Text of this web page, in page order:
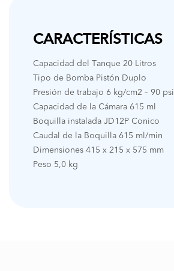
CARACTERÍSTICAS
Capacidad del Tanque 20 Litros
Tipo de Bomba Pistón Duplo
Presión de trabajo 6 kg/cm2 – 90 psi
Capacidad de la Cámara 615 ml
Boquilla instalada JD12P Conico
Caudal de la Boquilla 615 ml/min
Dimensiones 415 x 215 x 575 mm
Peso 5,0 kg